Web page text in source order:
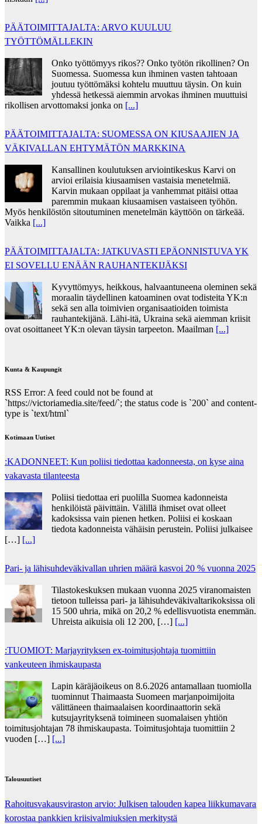
PÄÄTOIMITTAJALTA: ARVO KUULUU
TYÖTTÖMÄLLEKIN
Onko työttömyys rikos?? Onko työtön rikollinen? On
Suomessa. Suomessa kun ihminen vasten tahtoaan
joutuu työttömäksi kohtelu muuttuu täysin. On kuin
yhdessä hetkessä aiemmin arvokas ihminen muuttuisi
rikollisen arvottomaksi jonka on [...]
PÄÄTOIMITTAJALTA: SUOMESSA ON KIUSAAJIEN JA
VÄKIVALLAN EHTYMÄTÖN MARKKINA
Kansallinen koulutuksen arviointikeskus Karvi on
arvioi erilaisia kiusaamisen vastaisia menetelmiä.
Karvin mukaan oppilaat ja vanhemmat pitäisi ottaa
paremmin mukaan kiusaamisen vastaiseen työhön.
Myös henkilöstön sitoutuminen menetelmän käyttöön on tärkeää.
Vaikka [...]
PÄÄTOIMITTAJALTA: JATKUVASTI EPÄONNISTUVA YK
EI SOVELLU ENÄÄN RAUHANTEKIJÄKSI
Kyvyttömyys, heikkous, halvaantuneena oleminen sekä
moraalin täydellinen katoaminen ovat todisteita YK:n
sekä sen alla toimivien organisaatioiden toimista
rauhantekijänä. Lähi-itä, Ukraina sekä aiemman kriisit
ovat osoittaneet YK:n olevan täysin tarpeeton. Maailman [...]
Kunta & Kaupungit
RSS Error: A feed could not be found at
`https://victoriamedia.site/feed/`; the status code is `200` and content-
type is `text/html`
Kotimaan Uutiset
:KADONNEET: Kun poliisi tiedottaa kadonneesta, on kyse aina
vakavasta tilanteesta
Poliisi tiedottaa eri puolilla Suomea kadonneista
henkilöistä päivittäin. Välillä ihmiset ovat olleet
kadoksissa vain pienen hetken. Poliisi ei koskaan
tiedota kadonneista vähäisin perustein. Poliisi julkaisee
[…] [...]
Pari- ja lähisuhdeväkivallan uhrien määrä kasvoi 20 % vuonna 2025
Tilastokeskuksen mukaan vuonna 2025 viranomaisten
tietoon tulleissa pari- ja lähisuhdeväkivaltarikoksissa oli
15 500 uhria, mikä on 20,2 % edellisvuotista enemmän.
Uhreista aikuisia oli 12 200, […] [...]
:TUOMIOT: Marjayrityksen ex-toimitusjohtaja tuomittiin
vankeuteen ihmiskaupasta
Lapin käräjäoikeus on 8.6.2026 antamallaan tuomiolla
tuominnut Thaimaasta Suomeen marjanpoimijoita
välittäneen thaimaalaisen koordinaattorin sekä
kutsujayrityksenä toimineen suomalaisen yhtiön
toimitusjohtajan 78 ihmiskaupasta. Toimitusjohtaja tuomittiin 2
vuoden […] [...]
Talousuutiset
Rahoitusvakausviraston arvio: Julkisen talouden kapea liikkumavara
korostaa pankkien kriisivalmiuksien merkitystä